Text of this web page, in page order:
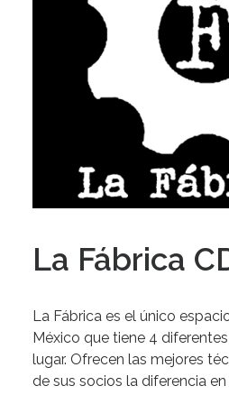
TRENDS
La Fábrica
La Fábrica es el único
México que tiene 4
lugar. Ofrecen las mejores
de sus socios la diferencia